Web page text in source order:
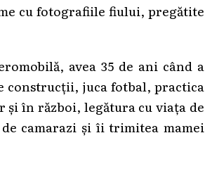
cu fotografiile fiului, pregătite
avea 35 de ani când a
construcții, juca fotbal, practica
și în război, legătura cu viața de
camarazi și îi trimitea mamei